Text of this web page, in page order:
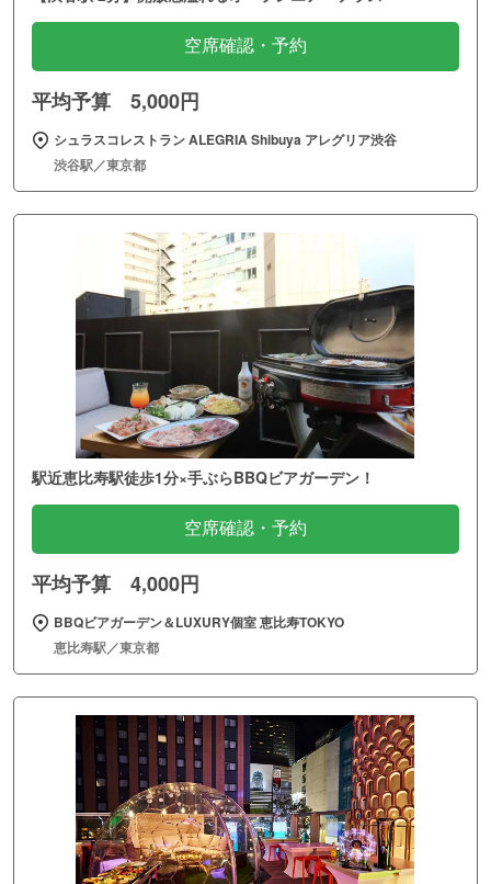
空席確認・予約
平均予算 5,000円
シュラスコレストラン ALEGRIA Shibuya アレグリア渋谷
渋谷駅／東京都
駅近恵比寿駅徒歩1分×手ぶらBBQビアガーデン！
空席確認・予約
平均予算 4,000円
BBQビアガーデン＆LUXURY個室 恵比寿TOKYO
恵比寿駅／東京都